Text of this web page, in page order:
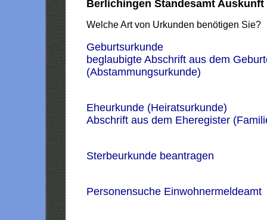
Berlichingen Standesamt Auskunft
Welche Art von Urkunden benötigen Sie?
Geburtsurkunde
beglaubigte Abschrift aus dem
(Abstammungsurkunde)
Eheurkunde (Heiratsurkunde)
Abschrift aus dem Eheregister
Sterbeurkunde beantragen
Personensuche Einwohnermeldeamt